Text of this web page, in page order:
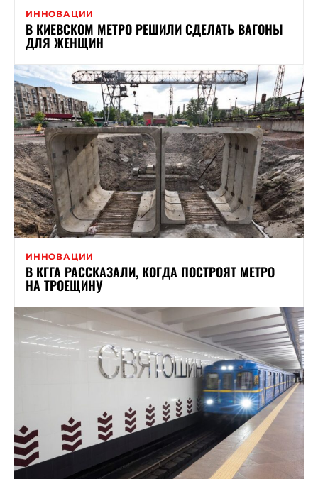
ИННОВАЦИИ
В КИЕВСКОМ МЕТРО РЕШИЛИ СДЕЛАТЬ ВАГОНЫ
ДЛЯ ЖЕНЩИН
ИННОВАЦИИ
В КГГА РАССКАЗАЛИ, КОГДА ПОСТРОЯТ МЕТРО
НА ТРОЕЩИНУ